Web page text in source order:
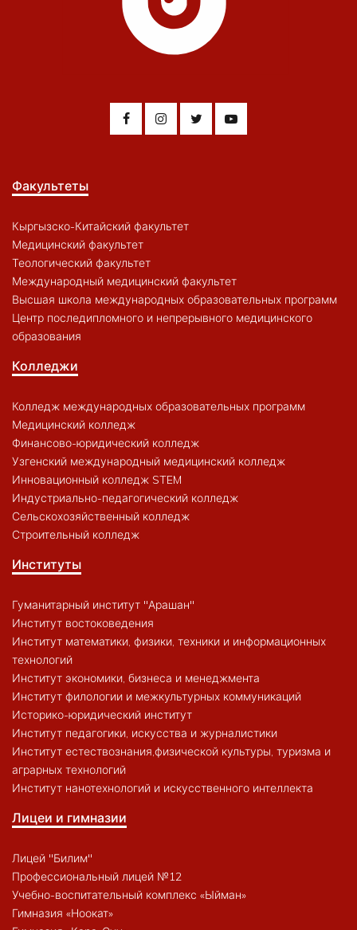
Факультеты
Кыргызско-Китайский факультет
Медицинский факультет
Теологический факультет
Международный медицинский факультет
Высшая школа международных образовательных программ
Центр последипломного и непрерывного медицинского
образования
Колледжи
Колледж международных образовательных программ
Медицинский колледж
Финансово-юридический колледж
Узгенский международный медицинский колледж
Инновационный колледж STEM
Индустриально-педагогический колледж
Сельскохозяйственный колледж
Строительный колледж
Институты
Гуманитарный институт "Арашан"
Институт востоковедения
Институт математики, физики, техники и информационных
технологий
Институт экономики, бизнеса и менеджмента
Институт филологии и межкультурных коммуникаций
Историко-юридический институт
Институт педагогики, искусства и журналистики
Институт естествознания,физической культуры, туризма и
аграрных технологий
Институт нанотехнологий и искусственного интеллекта
Лицеи и гимназии
Лицей "Билим"
Профессиональный лицей №12
Учебно-воспитательный комплекс «Ыйман»
Гимназия «Ноокат»